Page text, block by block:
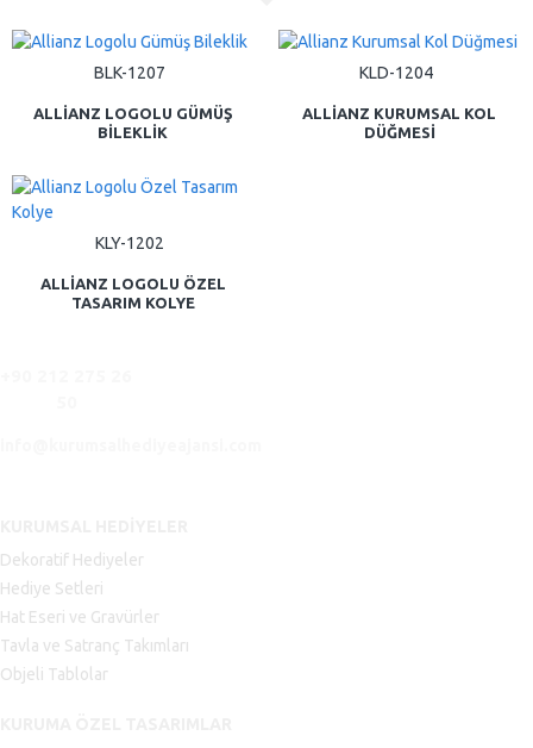
BLK-1207
ALLIANZ LOGOLU GÜMÜŞ
BILEKLIK
KLD-1204
ALLIANZ KURUMSAL KOL
DÜĞMESI
KLY-1202
ALLIANZ LOGOLU ÖZEL
TASARIM KOLYE
Dekoratif Hediyeler
Hediye Setleri
Hat Eseri ve Gravürler
Tavla ve Satranç Takımları
Objeli Tablolar